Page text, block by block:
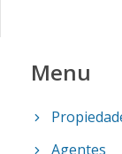
Menu
Agentes